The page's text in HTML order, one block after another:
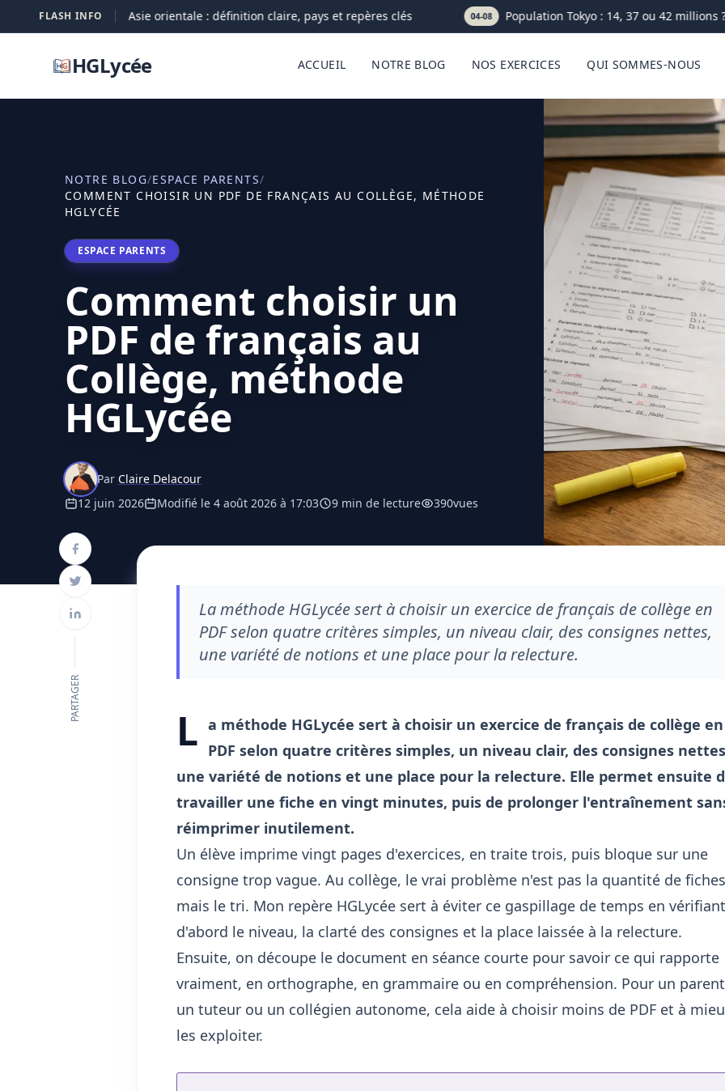
FLASH INFO
05-08 Asie orientale : définition claire, pays et repères clés 04-08 Population Tokyo : 14, 37 ou 42 millions ?
HGLycée ACCUEIL NOTRE BLOG NOS EXERCICES QUI SOMMES-NOUS
NOTRE BLOG/ESPACE PARENTS/
COMMENT CHOISIR UN PDF DE FRANÇAIS AU COLLÈGE, MÉTHODE
HGLYCÉE
ESPACE PARENTS
Comment choisir un
PDF de français au
Collège, méthode
HGLycée
Par Claire Delacour
12 juin 2026
Modifié le 4 août 2026 à 17:03 9 min de lecture 390vues
PARTAGER
La méthode HGLycée sert à choisir un exercice de français de collège en
PDF selon quatre critères simples, un niveau clair, des consignes nettes,
une variété de notions et une place pour la relecture.
L a méthode HGLycée sert à choisir un exercice de français de collège en
PDF selon quatre critères simples, un niveau clair, des consignes
une variété de notions et une place pour la relecture. Elle permet ensuite
travailler une fiche en vingt minutes, puis de prolonger l'entraînement
réimprimer inutilement.
Un élève imprime vingt pages d'exercices, en traite trois, puis bloque sur une
consigne trop vague. Au collège, le vrai problème n'est pas la quantité de
mais le tri. Mon repère HGLycée sert à éviter ce gaspillage de temps en vérifiant
d'abord le niveau, la clarté des consignes et la place laissée à la relecture.
Ensuite, on découpe le document en séance courte pour savoir ce qui rapporte
vraiment, en orthographe, en grammaire ou en compréhension. Pour un
un tuteur ou un collégien autonome, cela aide à choisir moins de PDF et à
les exploiter.